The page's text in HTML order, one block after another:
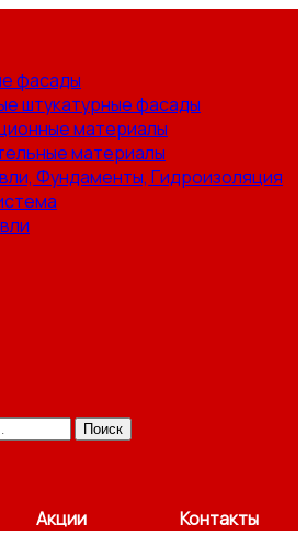
фасады
штукатурные фасады
материалы
материалы
Фундаменты, Гидроизоляция
Поиск
Акции Контакты